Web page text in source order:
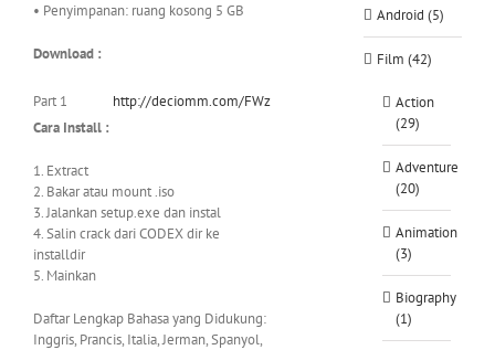
• Penyimpanan: ruang kosong 5 GB
Download :
Part 1
http://deciomm.com/FWz
Cara Install :
1. Extract
2. Bakar atau mount .iso
3. Jalankan setup.exe dan instal
4. Salin crack dari CODEX dir ke
installdir
5. Mainkan
Daftar Lengkap Bahasa yang Didukung:
Inggris, Prancis, Italia, Jerman, Spanyol,
Android (5)
Film (42)
Action
(29)
Adventure
(20)
Animation
(3)
Biography
(1)